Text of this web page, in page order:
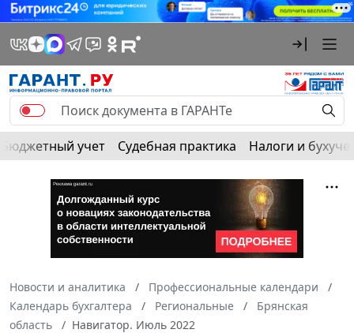
Бюджетный учет Судебная практика Налоги и
Новости и аналитика
Профессиональные календари
Календарь бухгалтера
Региональные
Брянская
область
Навигатор. Июль 2022